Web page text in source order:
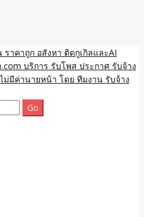
จ้างโพสขาย
อสังหา ติดกู
งหา.com
ศ ขายอสังหา โฆษณา ไม่มีค่านาย
บริการ รับจ้างโพสอสังหา ราคาถูก
โฆษณา ลงประกาศฟรี